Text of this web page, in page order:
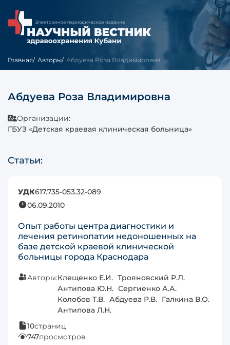
Главная Авторы Абдуева Роза Владимировна
Абдуева Роза Владимировна
Организации:
ГБУЗ «Детская краевая клиническая больница»
Статьи:
УДК617.735-053.32-089
06.09.2010
Опыт работы центра диагностики и
лечения ретинопатии недоношенных на
базе детской краевой клинической
больницы города Краснодара
Авторы:Клещенко Е.И. Трояновский Р.Л.
Антипова Ю.Н. Сергиенко А.А.
Колобов Т.В. Абдуева Р.В. Галкина В.О.
Антипова Л.Н.
10страниц
747просмотров